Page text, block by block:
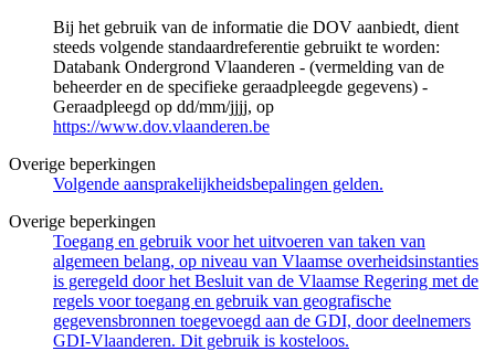
Bij het gebruik van de informatie die DOV aanbiedt, dient
steeds volgende standaardreferentie gebruikt te worden:
Databank Ondergrond Vlaanderen - (vermelding van de
beheerder en de specifieke geraadpleegde gegevens) -
Geraadpleegd op dd/mm/jjjj, op
https://www.dov.vlaanderen.be
Overige beperkingen
Volgende aansprakelijkheidsbepalingen gelden.
Overige beperkingen
Toegang en gebruik voor het uitvoeren van taken van
algemeen belang, op niveau van Vlaamse overheidsinstanties
is geregeld door het Besluit van de Vlaamse Regering met de
regels voor toegang en gebruik van geografische
gegevensbronnen toegevoegd aan de GDI, door deelnemers
GDI-Vlaanderen. Dit gebruik is kosteloos.